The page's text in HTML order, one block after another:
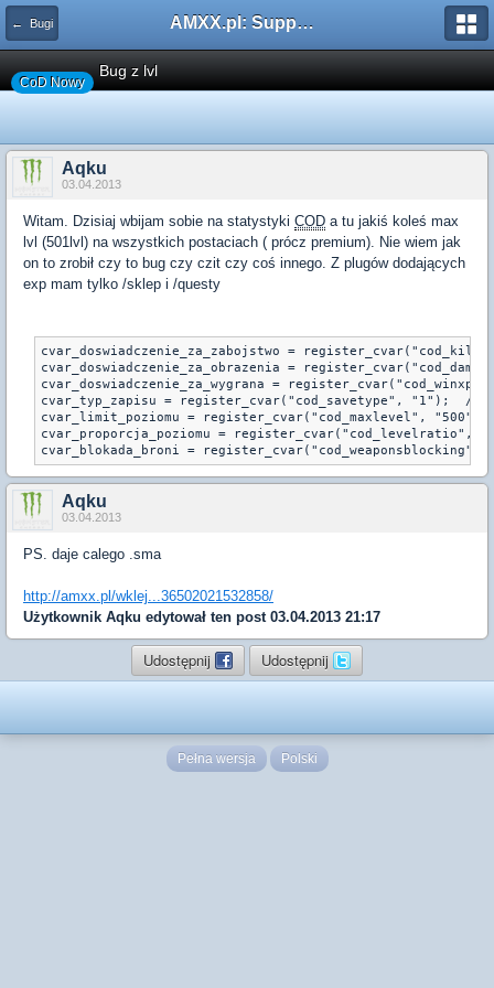
← Bugi AMXX.pl: Support AMX Mod X i SourceMod
CoD Nowy
Bug z lvl
Aqku
03.04.2013
Witam. Dzisiaj wbijam sobie na statystyki COD a tu jakiś koleś max
lvl (501lvl) na wszystkich postaciach ( prócz premium). Nie wiem jak
on to zrobił czy to bug czy czit czy coś innego. Z plugów dodających
exp mam tylko /sklep i /questy
cvar_doswiadczenie_za_zabojstwo =
cvar_doswiadczenie_za_obrazenia =
cvar_doswiadczenie_za_wygrana =
cvar_typ_zapisu = register_cvar("cod_savetype", "1");  //
cvar_limit_poziomu = register_cvar("cod_maxlevel",
cvar_proporcja_poziomu = register_cvar("cod_levelratio",
cvar_blokada_broni = register_cvar("cod_weaponsblocking",
Aqku
03.04.2013
PS. daje calego .sma
http://amxx.pl/wklej...36502021532858/
Użytkownik Aqku edytował ten post 03.04.2013 21:17
Udostępnij Udostępnij
Pełna wersja Polski